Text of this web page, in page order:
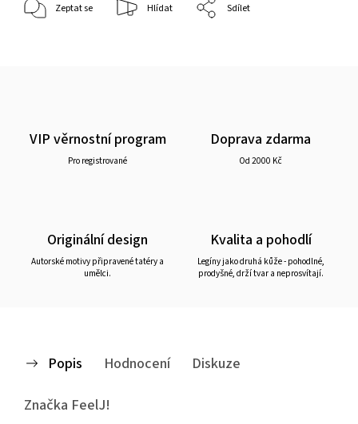
Zeptat se Hlídat Sdílet
VIP věrnostní program
Pro registrované
Doprava zdarma
Od 2000 Kč
Originální design
Autorské motivy připravené tatéry a
umělci.
Kvalita a pohodlí
Legíny jako druhá kůže - pohodlné,
prodyšné, drží tvar a neprosvítají.
Popis Hodnocení
Diskuze
Značka FeelJ!